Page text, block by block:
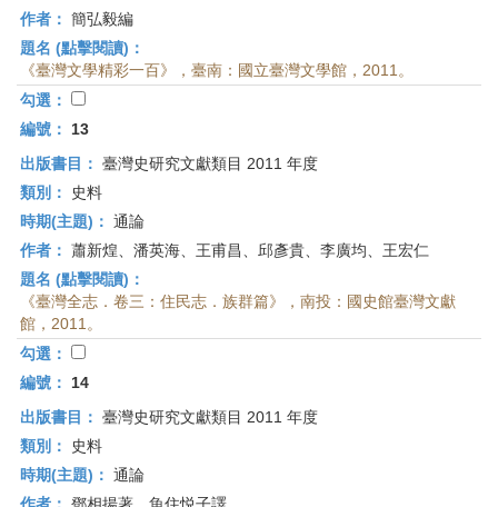
作者： 簡弘毅編
題名 (點擊閱讀)：
《臺灣文學精彩一百》，臺南：國立臺灣文學館，2011。
勾選：
編號：
13
出版書目： 臺灣史研究文獻類目 2011 年度
類別：
史料
時期(主題)： 通論
作者： 蕭新煌、潘英海、王甫昌、邱彥貴、李廣均、王宏仁
題名 (點擊閱讀)：
《臺灣全志．卷三：住民志．族群篇》，南投：國史館臺灣文獻
館，2011。
勾選：
編號：
14
出版書目： 臺灣史研究文獻類目 2011 年度
類別：
史料
時期(主題)： 通論